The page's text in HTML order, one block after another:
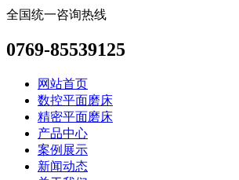
全国统一咨询热线
0769-85539125
网站首页
数控平面磨床
精密平面磨床
产品中心
案例展示
新闻动态